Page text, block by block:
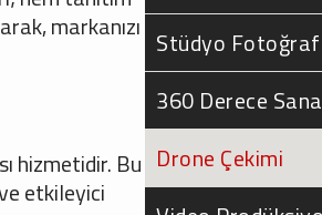
markanızı
hizmetidir. Bu
etkileyici
Stüdyo Fotoğraf
360 Derece
Drone Çekimi